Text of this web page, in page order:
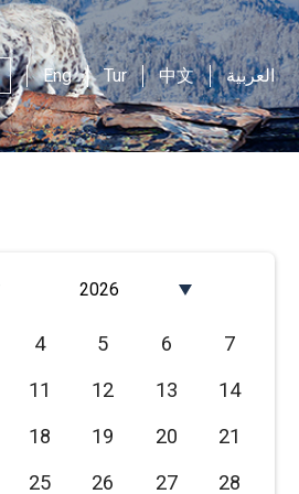
Eng Tur 中文 العربية
2026
2024
2023
4 5 6
7
11 12 13
14
18 19 20
21
25 26 27
28